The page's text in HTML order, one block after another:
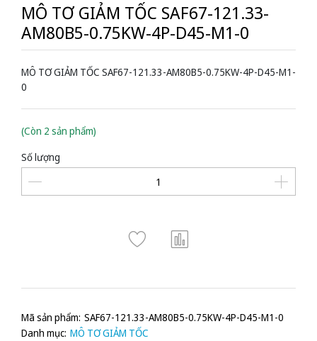
MÔ TƠ GIẢM TỐC SAF67-121.33-
AM80B5-0.75KW-4P-D45-M1-0
MÔ TƠ GIẢM TỐC SAF67-121.33-AM80B5-0.75KW-4P-D45-M1-
0
(Còn 2 sản phẩm)
Số lượng
Mã sản phẩm: SAF67-121.33-AM80B5-0.75KW-4P-D45-M1-0
Danh mục: MÔ TƠ GIẢM TỐC